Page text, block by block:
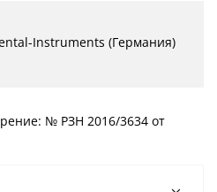
Instruments (Германия)
№ РЗН 2016/3634 от